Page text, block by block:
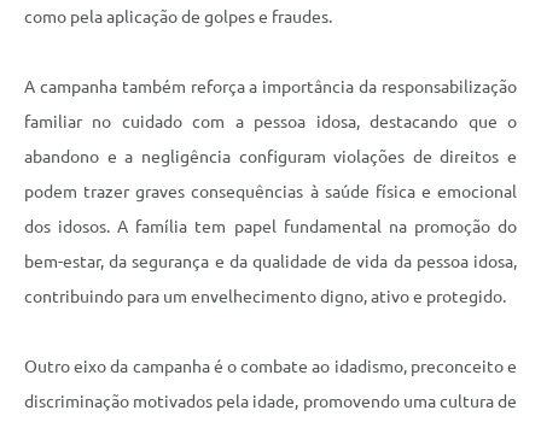
como pela aplicação de golpes e fraudes.
A campanha também reforça a importância da responsabilização
familiar no cuidado com a pessoa idosa, destacando que o
abandono e a negligência configuram violações de direitos e
podem trazer graves consequências à saúde física e emocional
dos idosos. A família tem papel fundamental na promoção do
bem-estar, da segurança e da qualidade de vida da pessoa idosa,
contribuindo para um envelhecimento digno, ativo e protegido.
Outro eixo da campanha é o combate ao idadismo, preconceito e
discriminação motivados pela idade, promovendo uma cultura de